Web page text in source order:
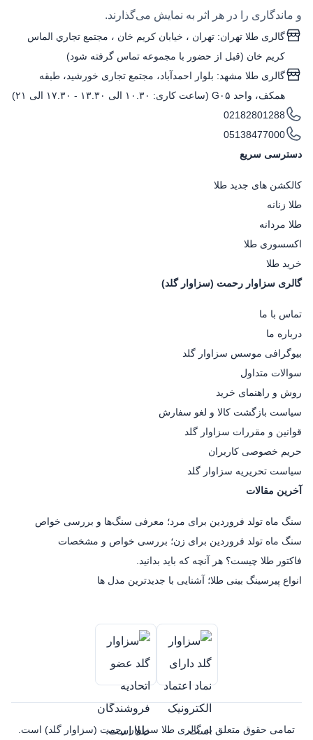
و ماندگاری را در هر اثر به نمایش می‌گذارند.
گالری طلا تهران: تهران ، خيابان كريم خان ، مجتمع تجاري الماس
كريم خان (قبل از حضور با مجموعه تماس گرفته شود)
گالری طلا مشهد: بلوار احمدآباد، مجتمع تجاری خورشید، طبقه
همکف، واحد G۰۵ (ساعت کاری: ۱۰.۳۰ الی ۱۳.۳۰ - ۱۷.۳۰ الی ۲۱)
02182801288
05138477000
دسترسی سریع
کالکشن های جدید طلا
طلا زنانه
طلا مردانه
اکسسوری طلا
خرید طلا
گالری سزاوار رحمت (سزاوار گلد)
تماس با ما
درباره ما
بیوگرافی موسس سزاوار گلد
سوالات متداول
روش و راهنمای خرید
سیاست بازگشت کالا و لغو سفارش
قوانین و مقررات سزاوار گلد
حریم خصوصی کاربران
سیاست تحریریه سزاوار گلد
آخرین مقالات
سنگ ماه تولد فروردین برای مرد؛ معرفی سنگ‌ها و بررسی خواص
سنگ ماه تولد فروردین برای زن؛ بررسی خواص و مشخصات
فاکتور طلا چیست؟ هر آنچه که باید بدانید.
انواع پیرسینگ بینی طلا؛ آشنایی با جدیدترین مدل ها
تمامی حقوق متعلق به گالری طلا سزاوار رحمت (سزاوار گلد) است.